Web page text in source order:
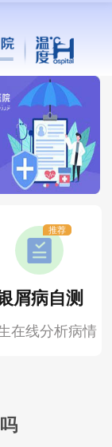
屑病自测
在线分析病情
推荐